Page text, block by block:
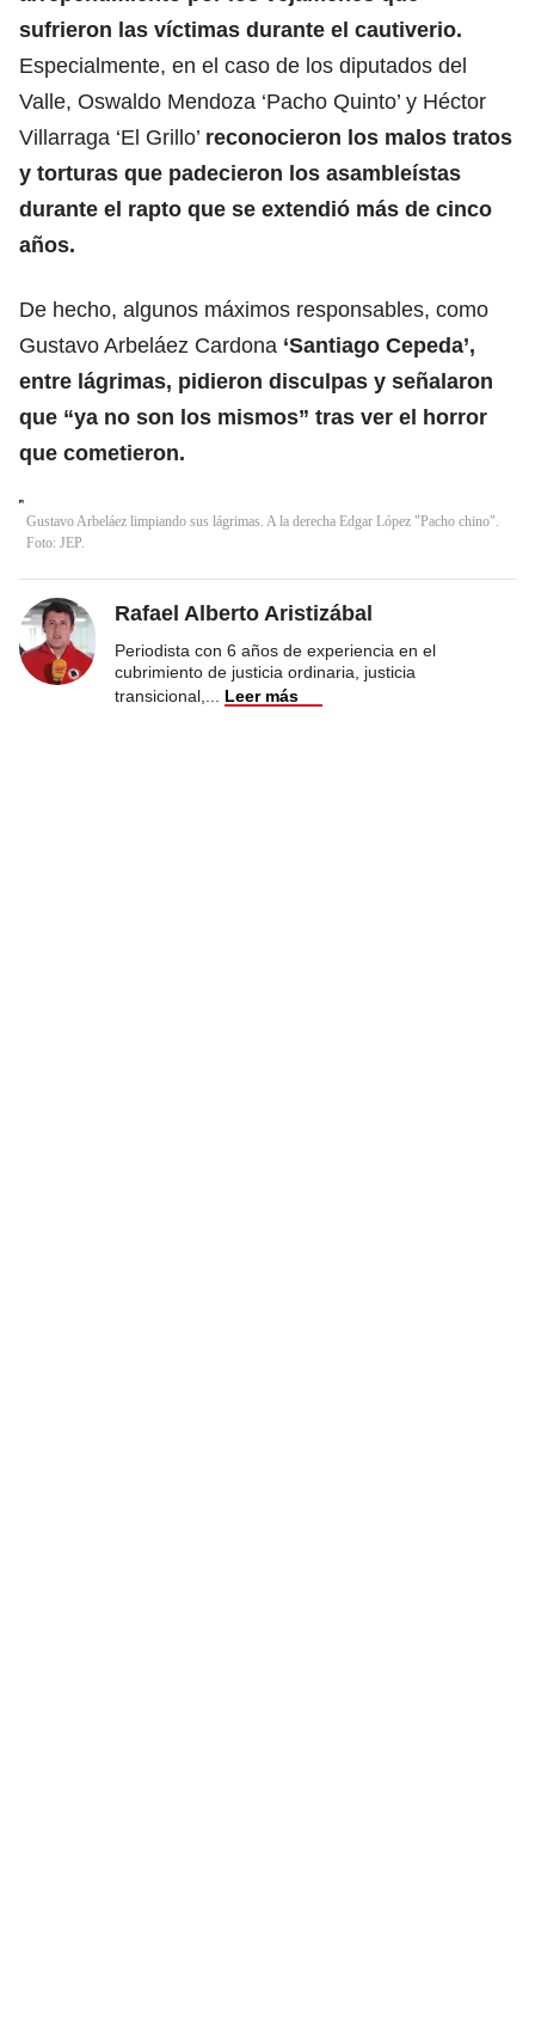
sufrieron las víctimas durante el cautiverio.
Especialmente, en el caso de los diputados del
Valle, Oswaldo Mendoza ‘Pacho Quinto’ y Héctor
Villarraga ‘El Grillo’ reconocieron los malos tratos
y torturas que padecieron los asambleístas
durante el rapto que se extendió más de cinco
años.
De hecho, algunos máximos responsables, como
Gustavo Arbeláez Cardona ‘Santiago Cepeda’,
entre lágrimas, pidieron disculpas y señalaron
que “ya no son los mismos” tras ver el horror
que cometieron.
Gustavo Arbeláez limpiando sus lágrimas. A la derecha Edgar López "Pacho chino".
Foto: JEP.
Rafael Alberto Aristizábal
Periodista con 6 años de experiencia en el
cubrimiento de justicia ordinaria, justicia
transicional,
Leer más